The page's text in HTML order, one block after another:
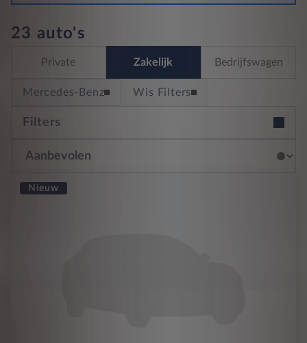
23 auto's
Private Zakelijk Bedrijfswagen
Mercedes-Benz Wis Filters
Filters
Nieuw